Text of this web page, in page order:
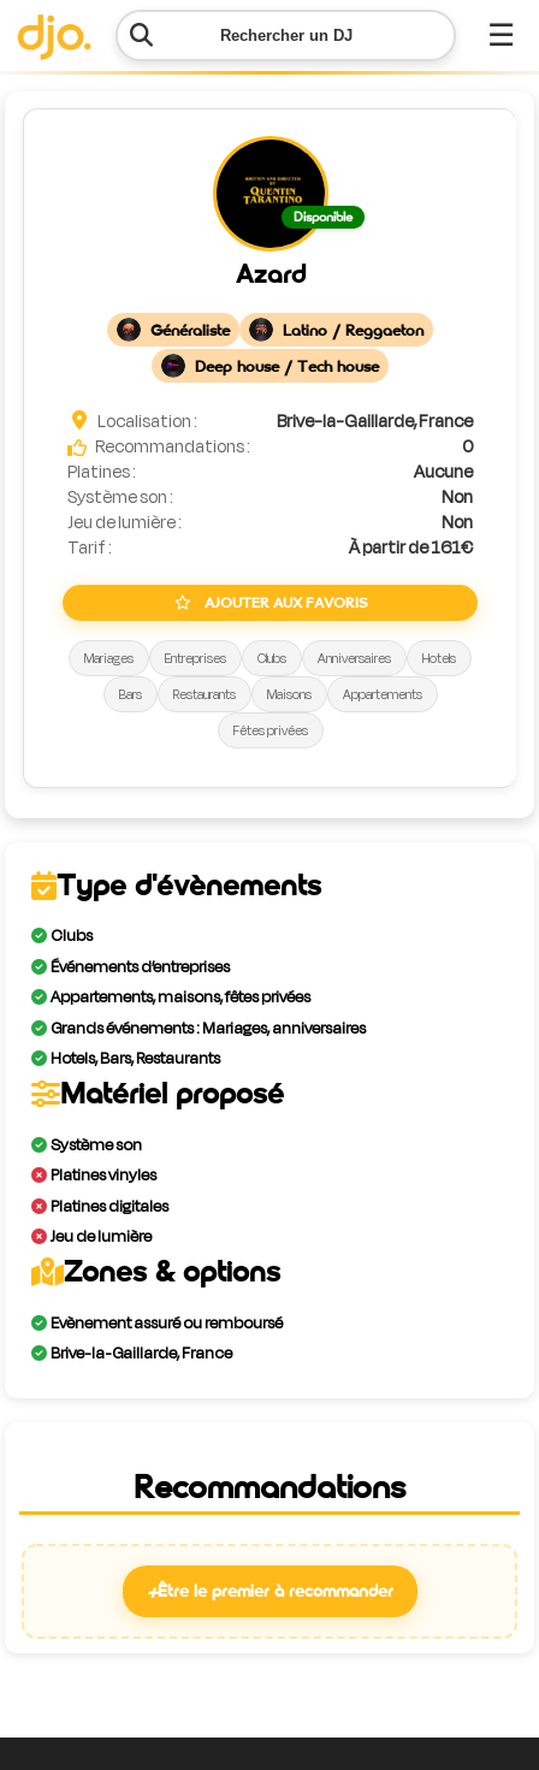
Rechercher un DJ ☰
Menu
demande
de prix
Disponible
Azard
Généraliste
Latino / Reggaeton
Deep house / Tech house
Localisation :
Brive-la-Gaillarde, France
Recommandations :
0
Platines :
Aucune
Système son :
Non
Jeu de lumière :
Non
Tarif :
À partir de 161€
AJOUTER AUX FAVORIS
Mariages Entreprises Clubs Anniversaires
Hotels
Bars
Restaurants Maisons
Appartements
Fêtes privées
Type d'évènements
Clubs
Événements d’entreprises
Appartements, maisons, fêtes privées
Grands événements : Mariages, anniversaires
Hotels, Bars, Restaurants
Matériel proposé
Système son
Platines vinyles
Platines digitales
Jeu de lumière
Zones & options
Evènement assuré ou remboursé
Brive-la-Gaillarde, France
Recommandations
+Être le premier à recommander